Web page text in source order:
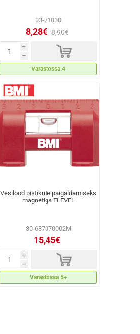
03-71030
8,28€ 8,90€
i
h d
Varastossa 4
Vesilood pistikute paigaldamiseks
magnetiga ELEVEL
30-687070002M
15,45€
i
h d
Varastossa 5+